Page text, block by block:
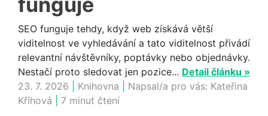
SEO funguje tehdy, když web získává větší
viditelnost ve vyhledávání a tato viditelnost přivádí
relevantní návštěvníky, poptávky nebo objednávky.
Nestačí proto sledovat jen pozice... Detail článku »
23. 7. 2026
Knihovna Napsal/a pro vás: Kateřina
Kříhová
7 minut čtení